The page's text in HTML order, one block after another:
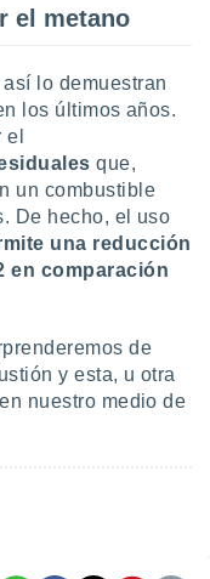
el metano
lo demuestran
los últimos años.
que,
un combustible
De hecho, el uso
una reducción
en comparación
de
y esta, u otra
nuestro medio de